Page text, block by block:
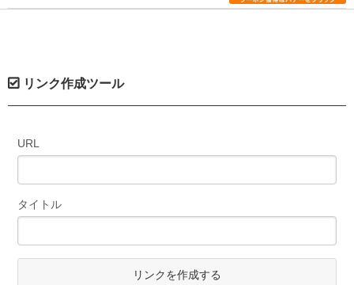
リンク作成ツール
URL
タイトル
リンクを作成する